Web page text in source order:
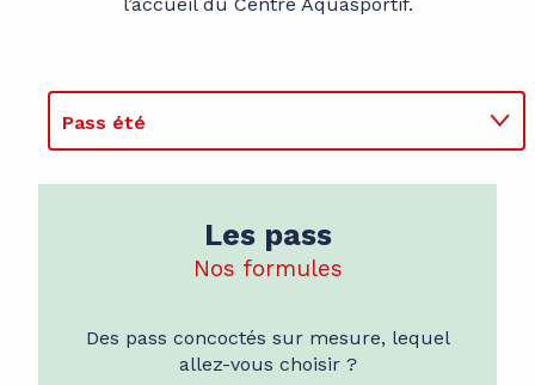
Pass été
Piscine
Salle multi-sports
Les pass
Nos formules
Des pass concoctés sur mesure, lequel
allez-vous choisir ?